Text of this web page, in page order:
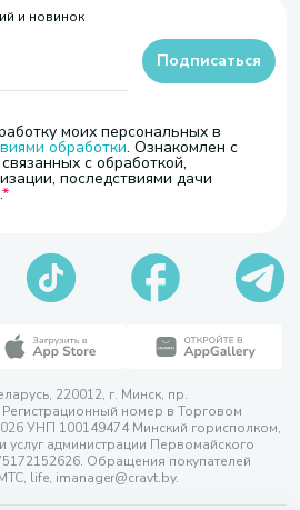
и новинок
моих персональных в
обработки. Ознакомлен с
с обработкой,
последствиями дачи
Подписаться
220012, г. Минск, пр.
номер в Торговом
УНП 100149474 Минский горисполком,
услуг администрации Первомайского
Обращения покупателей
life, imanager@cravt.by.